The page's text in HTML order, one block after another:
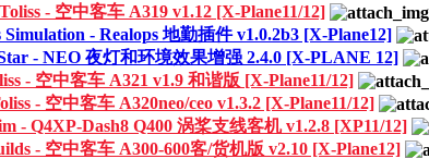
- 空中客车 A319 v1.12 [X-Plane11/12]
- Realops 地勤插件 v1.0.2b3 [X-Plane12]
- NEO 夜灯和环境效果增强 2.4.0 [X-PLANE 12]
- 空中客车 A321 v1.9 和谐版 [X-Plane11/12]
- 空中客车 A320neo/ceo v1.3.2 [X-Plane11/12]
- Q4XP-Dash8 Q400 涡桨支线客机 v1.2.8 [XP11/12]
- 空中客车 A300-600客/货机版 v2.10 [X-Plane12]